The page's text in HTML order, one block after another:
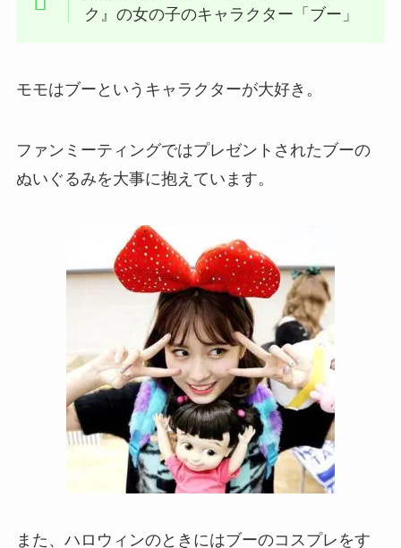
ク』の女の子のキャラクター「ブー」
モモはブーというキャラクターが大好き。
ファンミーティングではプレゼントされたブーの
ぬいぐるみを大事に抱えています。
また、ハロウィンのときにはブーのコスプレをす